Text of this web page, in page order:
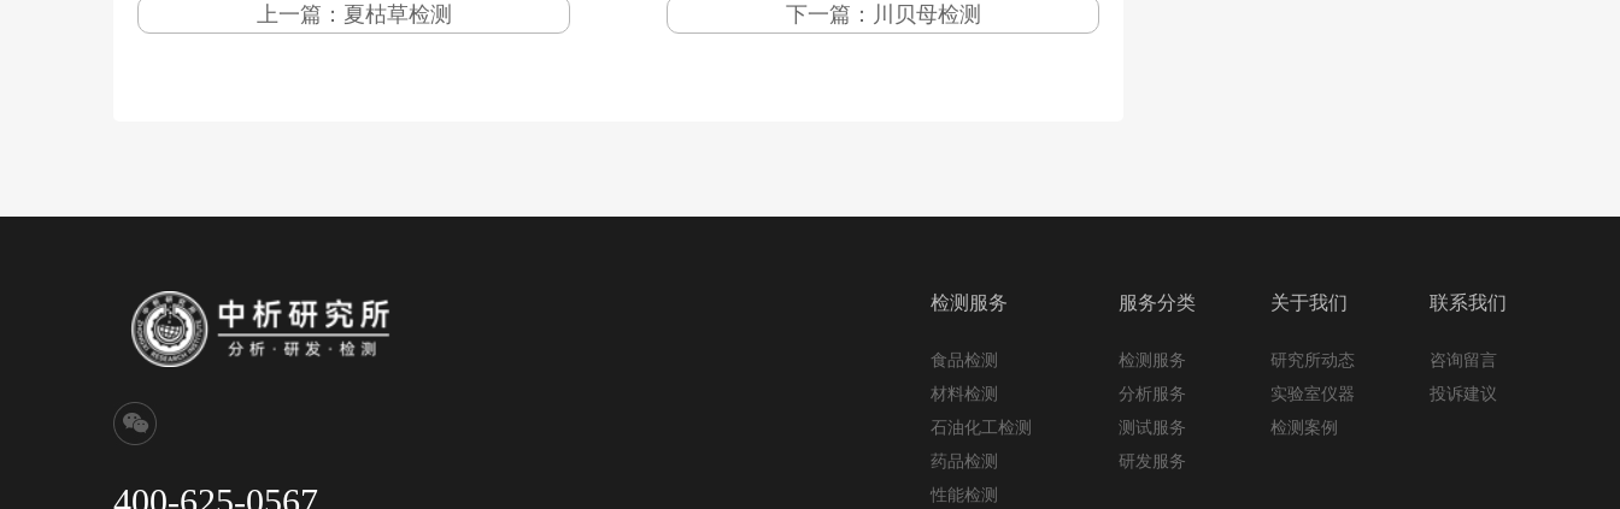
上一篇： 夏枯草检测 下一篇： 川贝母检测
400-625-0567
检测服务
食品检测
材料检测
石油化工检测
药品检测
性能检测
服务分类
检测服务
分析服务
测试服务
研发服务
关于我们
研究所动态
实验室仪器
检测案例
联系我们
咨询留言
投诉建议